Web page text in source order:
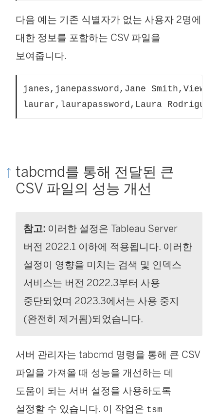
다음 예는 기존 식별자가 없는 사용자 2명에
대한 정보를 포함하는 CSV 파일을
보여줍니다.
janes,janepassword,Jane
laurar,laurapassword,Laura
tabcmd를 통해 전달된 큰
CSV 파일의 성능 개선
참고: 이러한 설정은 Tableau Server
버전 2022.1 이하에 적용됩니다. 이러한
설정이 영향을 미치는 검색 및 인덱스
서비스는 버전 2022.3부터 사용
중단되었며 2023.3에서는 사용 중지
(완전히 제거됨)되었습니다.
서버 관리자는 tabcmd 명령을 통해 큰 CSV
파일을 가져올 때 성능을 개선하는 데
도움이 되는 서버 설정을 사용하도록
설정할 수 있습니다. 이 작업은 tsm